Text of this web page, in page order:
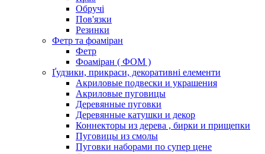
Обручі
Пов'язки
Резинки
Фетр та фоаміран
Фетр
Фоаміран ( ФОМ )
Ґудзики, прикраси, декоративні елементи
Акриловые подвески и украшения
Акриловые пуговицы
Деревянные пуговки
Деревянные катушки и декор
Коннекторы из дерева , бирки и прищепки
Пуговицы из смолы
Пуговки наборами по супер цене